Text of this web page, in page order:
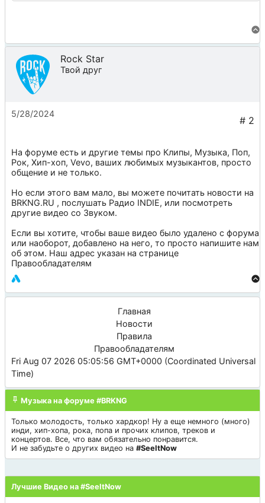
Rock Star
Твой друг
5/28/2024
На форуме есть и другие темы про Клипы, Музыка, Поп,
Рок, Хип-хоп, Vevo, ваших любимых музыкантов, просто
общение и не только.
Но если этого вам мало, вы можете почитать новости на
BRKNG.RU , послушать Радио INDIE, или посмотреть
другие видео со Звуком.
Если вы хотите, чтобы ваше видео было удалено с форума
или наоборот, добавлено на него, то просто напишите нам
об этом. Наш адрес указан на странице
Правообладателям
Главная
Новости
Правила
Правообладателям
Fri Aug 07 2026 05:05:56 GMT+0000 (Coordinated Universal
Time)
Музыка на форуме #BRKNG
Только молодость, только хардкор! Ну а еще немного (много)
инди, хип-хопа, рока, попа и прочих клипов, треков и
концертов. Все, что вам обязательно понравится.
И не забудьте о других видео на #SeeItNow
Лучшие Видео на #SeeItNow